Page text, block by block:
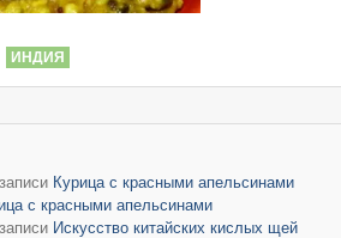
ИНДИЯ
Курица с красными апельсинами
с красными апельсинами
Искусство китайских кислых щей